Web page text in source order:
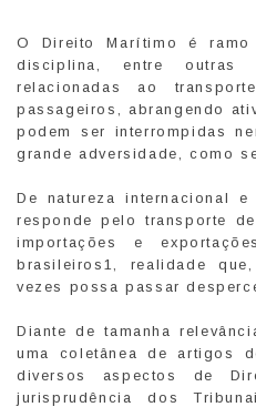
O Direito Marítimo é
disciplina, entre outras
relacionadas ao
passageiros, abrangendo
podem ser interrompidas
grande adversidade, como
De natureza internacional
responde pelo transporte
importações e
brasileiros1, realidade
vezes possa passar
Diante de tamanha
uma coletânea de artigos
diversos aspectos de
jurisprudência dos